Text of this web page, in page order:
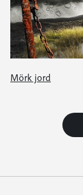
Mörk jord